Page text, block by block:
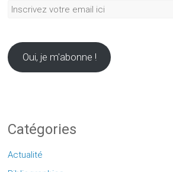
Inscrivez
ici
Oui, je m'abonne !
Catégories
Actualité